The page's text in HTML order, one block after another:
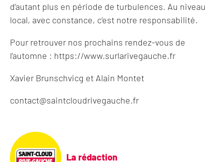
d’autant plus en période de turbulences. Au niveau
local, avec constance, c’est notre responsabilité.
Pour retrouver nos prochains rendez-vous de
l’automne : https://www.surlarivegauche.fr
Xavier Brunschvicg et Alain Montet
contact@saintcloudrivegauche.fr
La rédaction